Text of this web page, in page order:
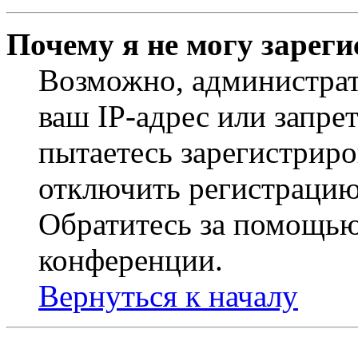
Почему я не могу
Возможно,
ваш IP-адрес или
пытаетесь
отключить
Обратитесь за
конференции.
Вернуться к началу